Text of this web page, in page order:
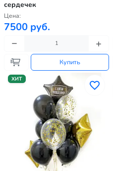
сердечек
Цена:
7500 руб.
Купить
ХИТ